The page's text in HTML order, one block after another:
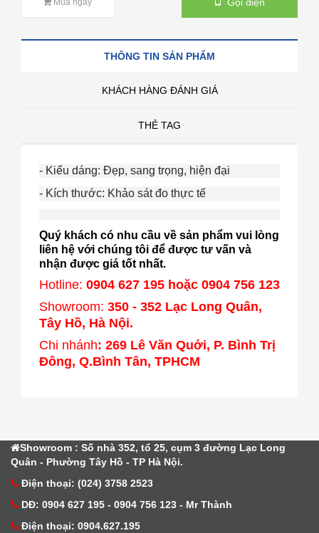
THÔNG TIN SẢN PHẨM
KHÁCH HÀNG ĐÁNH GIÁ
THẺ TAG
- Kiểu dáng: Đẹp, sang trọng, hiện đại
- Kích thước: Khảo sát đo thực tế
Quý khách có nhu cầu về sản phẩm vui lòng
liên hệ với chúng tôi để được tư vấn và
nhận được giá tốt nhất.
Hotline: 0904 627 195 hoặc 0904 756 123
Showroom: 350 - 352 Lạc Long Quân,
Tây Hồ, Hà Nội.
Chi nhánh: 269 Lê Văn Quới, P. Bình Trị
Đông, Q.Bình Tân, TPHCM
Showroom : Số nhà 352, tổ 25, cụm 3 đường Lạc Long
Quân - Phường Tây Hồ - TP Hà Nội.
Điện thoại: (024) 3758 2523
DĐ: 0904 627 195 - 0904 756 123 - Mr Thành
Điện thoại: 0904.627.195